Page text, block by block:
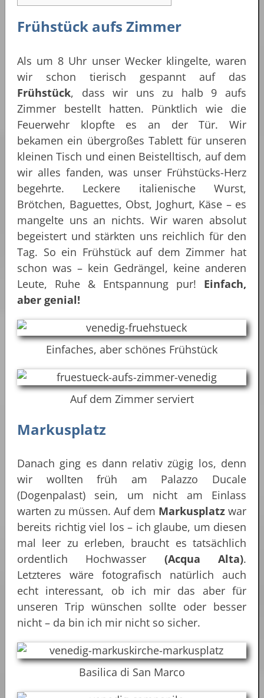
Frühstück aufs Zimmer
Als um 8 Uhr unser Wecker klingelte, waren
wir schon tierisch gespannt auf das
Frühstück, dass wir uns zu halb 9 aufs
Zimmer bestellt hatten. Pünktlich wie die
Feuerwehr klopfte es an der Tür. Wir
bekamen ein übergroßes Tablett für unseren
kleinen Tisch und einen Beistelltisch, auf dem
wir alles fanden, was unser Frühstücks-Herz
begehrte. Leckere italienische Wurst,
Brötchen, Baguettes, Obst, Joghurt, Käse – es
mangelte uns an nichts. Wir waren absolut
begeistert und stärkten uns reichlich für den
Tag. So ein Frühstück auf dem Zimmer hat
schon was – kein Gedrängel, keine anderen
Leute, Ruhe & Entspannung pur! Einfach,
aber genial!
Einfaches, aber schönes Frühstück
Auf dem Zimmer serviert
Markusplatz
Danach ging es dann relativ zügig los, denn
wir wollten früh am Palazzo Ducale
(Dogenpalast) sein, um nicht am Einlass
warten zu müssen. Auf dem Markusplatz war
bereits richtig viel los – ich glaube, um diesen
mal leer zu erleben, braucht es tatsächlich
ordentlich Hochwasser (Acqua Alta).
Letzteres wäre fotografisch natürlich auch
echt interessant, ob ich mir das aber für
unseren Trip wünschen sollte oder besser
nicht – da bin ich mir nicht so sicher.
Basilica di San Marco